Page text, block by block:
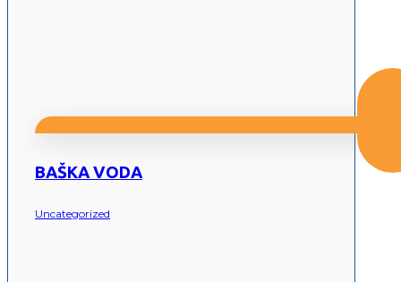
BAŠKA VODA
Uncategorized